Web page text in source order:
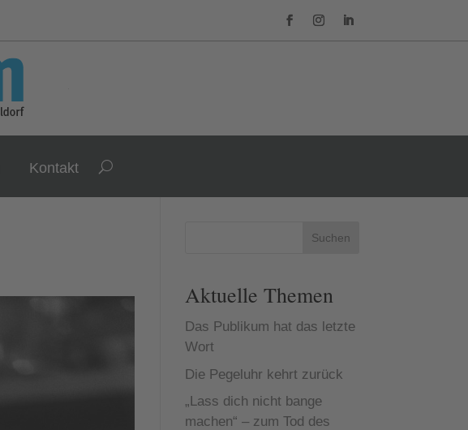
Kontakt
Suchen
Aktuelle Themen
Das Publikum hat das letzte
Wort
Die Pegeluhr kehrt zurück
„Lass dich nicht bange
machen“ – zum Tod des